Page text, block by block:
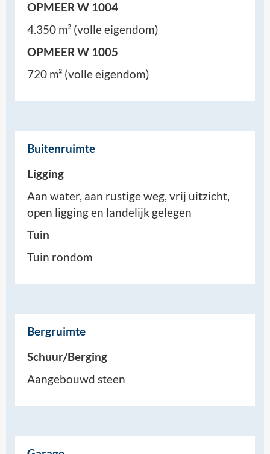
OPMEER W 1004
4.350 m² (volle eigendom)
OPMEER W 1005
720 m² (volle eigendom)
Buitenruimte
Ligging
Aan water, aan rustige weg, vrij uitzicht,
open ligging en landelijk gelegen
Tuin
Tuin rondom
Bergruimte
Schuur/Berging
Aangebouwd steen